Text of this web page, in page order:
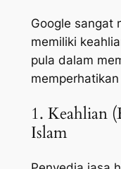
Google sangat
memiliki
pula dalam
1. Keahlian
Islam